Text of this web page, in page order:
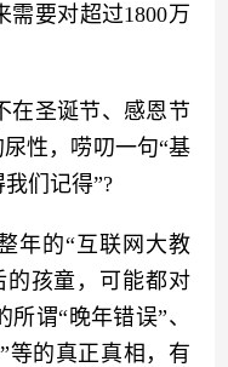
要对超过1800万
圣诞节、感恩节
性，唠叨一句“基
们记得”?
的“互联网大教
的孩童，可能都对
谓“晚年错误”、
等的真正真相，有